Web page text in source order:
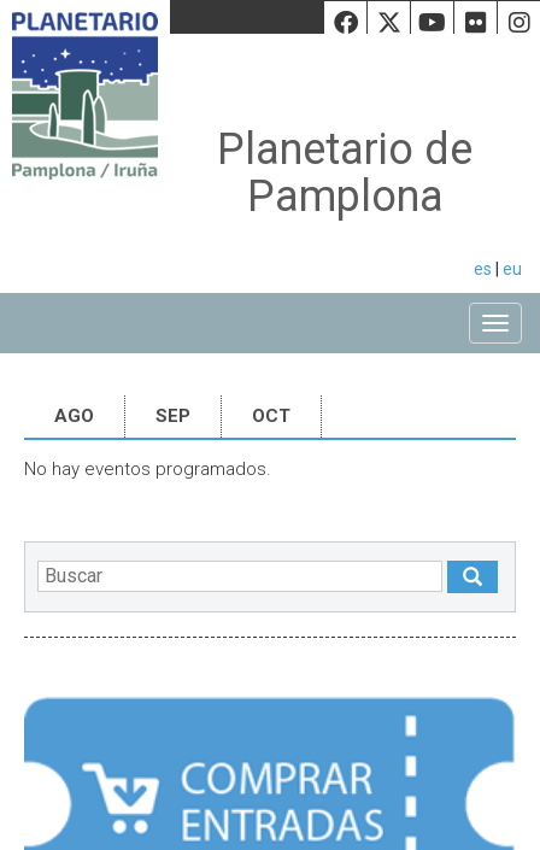
Facebook
Twiiter
Planetario de
Pamplona
es eu
AGO SEP OCT
No hay eventos programados.